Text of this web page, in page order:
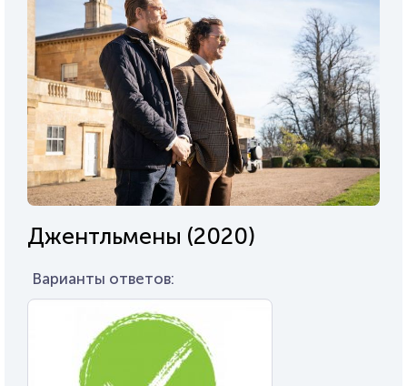
Джентльмены (2020)
Варианты ответов: